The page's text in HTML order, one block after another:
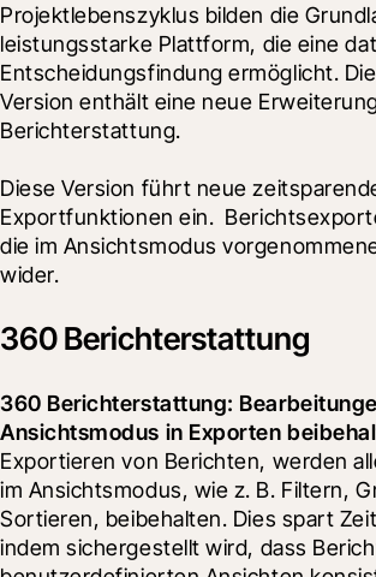
Projektlebenszyklus bilden die
leistungsstarke Plattform, die eine
Entscheidungsfindung ermöglicht.
Version enthält eine neue
Berichterstattung.
Diese Version führt neue
Exportfunktionen ein.
die im Ansichtsmodus
wider.
360 Berichterstattung
360 Berichterstattung:
Ansichtsmodus in Exporten
Exportieren von Berichten, werden
im Ansichtsmodus, wie z. B. Filtern,
Sortieren, beibehalten. Dies spart
indem sichergestellt wird, dass